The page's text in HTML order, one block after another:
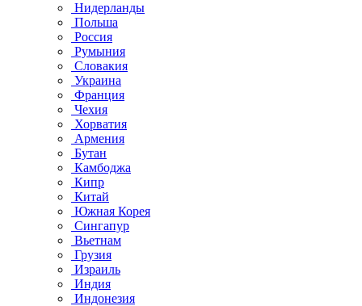
Нидерланды
Польша
Россия
Румыния
Словакия
Украина
Франция
Чехия
Хорватия
Армения
Бутан
Камбоджа
Кипр
Китай
Южная Корея
Сингапур
Вьетнам
Грузия
Израиль
Индия
Индонезия